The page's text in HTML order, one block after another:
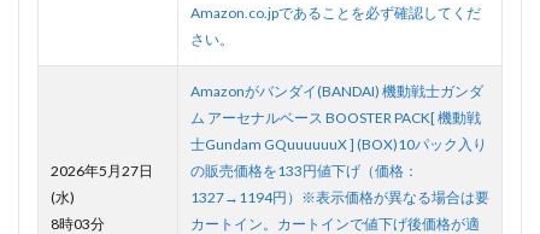
Amazon.co.jpであることを必ず確認してくだ
さい。
2026年5月27日
(水)
8時03分
Amazonがバンダイ(BANDAI) 機動戦士ガンダ
ム アーセナルベース BOOSTER PACK[ 機動戦
士Gundam GQuuuuuuX ] (BOX)10パック入り
の販売価格を133円値下げ（価格：
1327→1194円）※表示価格が異なる場合は要
カートイン。カートインで値下げ後価格が適